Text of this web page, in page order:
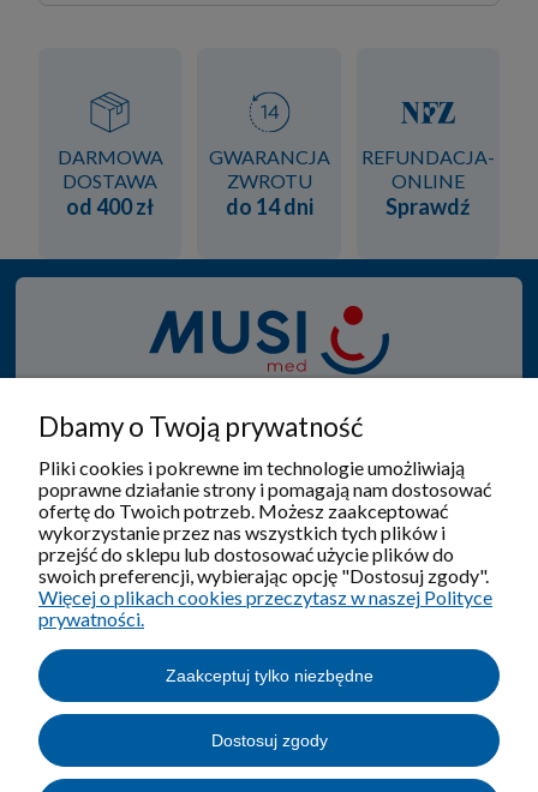
DARMOWA
DOSTAWA
od 400 zł
GWARANCJA
ZWROTU
do 14 dni
REFUNDACJA-
ONLINE
Sprawdź
wyrobów ortopedyczno - rehabilitacyjnych, gdzie
zawsze w tym procesie na pierwszym miejscu jest
pacjent.
Pomoc
Moje konto
O nas
Dbamy o Twoją prywatność
Pliki cookies i pokrewne im technologie umożliwiają
poprawne działanie strony i pomagają nam dostosować
ofertę do Twoich potrzeb. Możesz zaakceptować
wykorzystanie przez nas wszystkich tych plików i
przejść do sklepu lub dostosować użycie plików do
swoich preferencji, wybierając opcję "Dostosuj zgody".
Więcej o plikach cookies przeczytasz w naszej Polityce
prywatności.
Zaakceptuj tylko niezbędne
Dostosuj zgody